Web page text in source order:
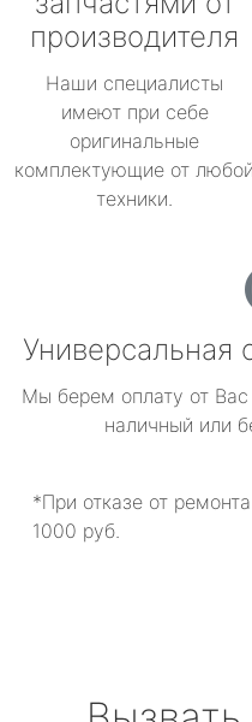
производителя
Наши специалисты
имеют при себе
оригинальные
комплектующие от любой
техники.
Универсальная
Мы берем оплату от
наличный или
*При отказе от
1000 руб.